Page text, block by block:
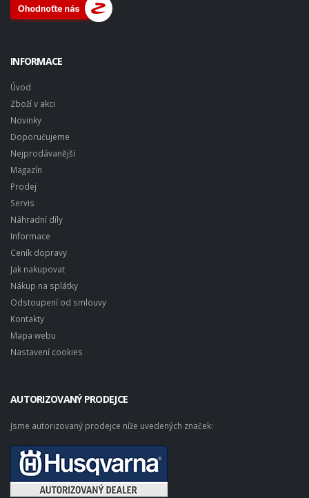
INFORMACE
Úvod
Zboží v akci
Novinky
Doporučujeme
Nejprodávanější
Magazín
Prodej
Servis
Náhradní díly
Informace
Ceník dopravy
Jak nakupovat
Nákup na splátky
Odstoupení od smlouvy
Kontakty
Mapa webu
Nastavení cookies
AUTORIZOVANÝ PRODEJCE
Jsme autorizovaný prodejce níže uvedených značek: